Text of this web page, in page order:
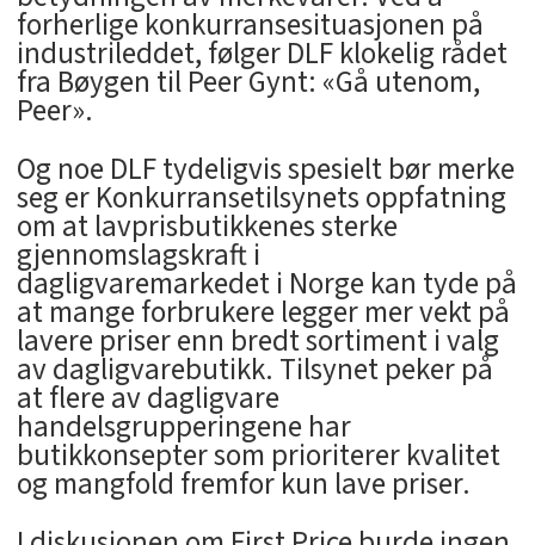
forherlige konkurransesituasjonen på
industrileddet, følger DLF klokelig rådet
fra Bøygen til Peer Gynt: «Gå utenom,
Peer».
Og noe DLF tydeligvis spesielt bør merke
seg er Konkurransetilsynets oppfatning
om at lavprisbutikkenes sterke
gjennomslagskraft i
dagligvaremarkedet i Norge kan tyde på
at mange forbrukere legger mer vekt på
lavere priser enn bredt sortiment i valg
av dagligvarebutikk. Tilsynet peker på
at flere av dagligvare
handelsgrupperingene har
butikkonsepter som prioriterer kvalitet
og mangfold fremfor kun lave priser.